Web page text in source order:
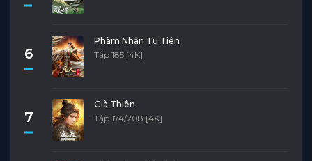
6
Phàm Nhân Tu Tiên
Tập 185 [4K]
7
Già Thiên
Tập 174/208 [4K]